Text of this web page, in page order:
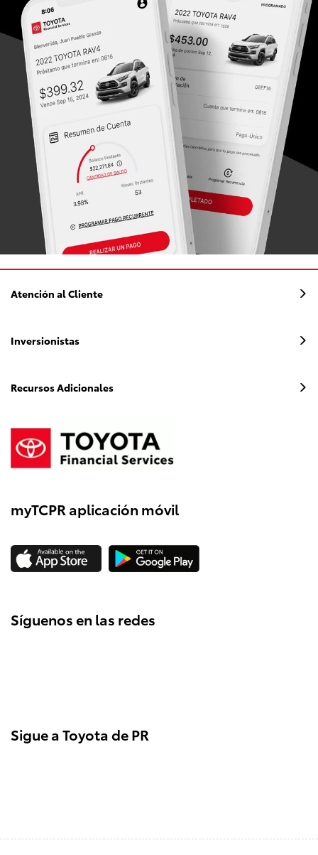
myTCPR aplicación móvil
Síguenos en las redes
Sigue a Toyota de PR
Atención al Cliente
Inversionistas
Recursos Adicionales